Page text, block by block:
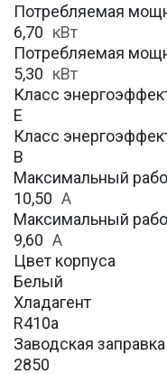
Потребляемая
6,70 кВт
Потребляемая
5,30 кВт
Класс
E
Класс
B
Максимальный
10,50 A
Максимальный
9,60 А
Цвет корпуса
Белый
Хладагент
R410a
Заводская
2850